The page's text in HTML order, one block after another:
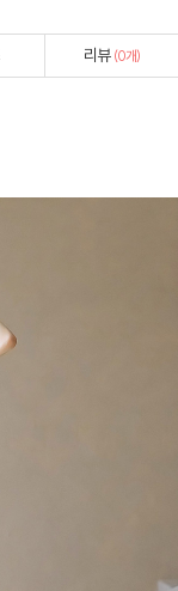
리뷰 (0개)